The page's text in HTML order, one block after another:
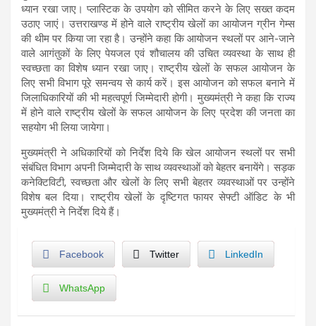
ध्यान रखा जाए। प्लास्टिक के उपयोग को सीमित करने के लिए सख्त कदम
उठाए जाएं। उत्तराखण्ड में होने वाले राष्ट्रीय खेलों का आयोजन ग्रीन गेम्स
की थीम पर किया जा रहा है। उन्होंने कहा कि आयोजन स्थलों पर आने-जाने
वाले आगंतुकों के लिए पेयजल एवं शौचालय की उचित व्यवस्था के साथ ही
स्वच्छता का विशेष ध्यान रखा जाए। राष्ट्रीय खेलों के सफल आयोजन के
लिए सभी विभाग पूरे समन्वय से कार्य करें। इस आयोजन को सफल बनाने में
जिलाधिकारियों की भी महत्वपूर्ण जिम्मेदारी होगी। मुख्यमंत्री ने कहा कि राज्य
में होने वाले राष्ट्रीय खेलों के सफल आयोजन के लिए प्रदेश की जनता का
सहयोग भी लिया जायेगा।
मुख्यमंत्री ने अधिकारियों को निर्देश दिये कि खेल आयोजन स्थलों पर सभी
संबंधित विभाग अपनी जिम्मेदारी के साथ व्यवस्थाओं को बेहतर बनायेंगे। सड़क
कनेक्टिविटी, स्वच्छता और खेलों के लिए सभी बेहतर व्यवस्थाओं पर उन्होंने
विशेष बल दिया। राष्ट्रीय खेलों के दृष्टिगत फायर सेफ्टी ऑडिट के भी
मुख्यमंत्री ने निर्देश दिये हैं।
Facebook Twitter LinkedIn
WhatsApp